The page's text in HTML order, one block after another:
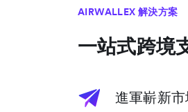
AIRWALLEX 解決方案
一站式跨境
進軍嶄新